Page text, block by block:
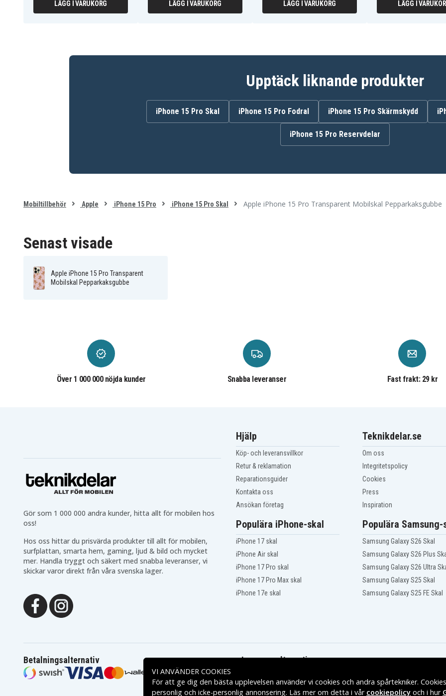
LÄGG I VARUKORG LÄGG I VARUKORG LÄGG I VARUKORG LÄGG I
Upptäck liknande produkter
iPhone 15 Pro Skal iPhone 15 Pro Fodral iPhone 15 Pro Skärmskydd
iPhone 15 Pro Reservdelar
Mobiltillbehör Apple iPhone 15 Pro iPhone 15 Pro Skal Apple iPhone 15 Pro Transparent Mobilskal Pepparkaksgubbe
Senast visade
Apple iPhone 15 Pro Transparent
Mobilskal Pepparkaksgubbe
Över 1 000 000 nöjda kunder Snabba leveranser Fast frakt: 29 kr
Gör som 1 000 000 andra kunder, hitta allt för mobilen hos
oss!
Hos oss hittar du prisvärda produkter till allt för mobilen,
surfplattan, smarta hem, gaming, ljud & bild och mycket
mer. Handla tryggt och säkert med snabba leveranser, vi
skickar varor direkt från våra svenska lager.
Hjälp
Köp- och leveransvillkor
Retur & reklamation
Reparationsguider
Kontakta oss
Ansökan företag
Teknikdelar.se
Om oss
Integritetspolicy
Cookies
Press
Inspiration
Populära iPhone-skal
iPhone 17 skal
iPhone Air skal
iPhone 17 Pro skal
iPhone 17 Pro Max skal
iPhone 17e skal
Populära Samsung-
Samsung Galaxy S26 Skal
Samsung Galaxy S26 Plus
Samsung Galaxy S26 Ultra
Samsung Galaxy S25 Skal
Samsung Galaxy S25 FE Skal
Betalningsalternativ Leveransalternativ
VI ANVÄNDER COOKIES
För att ge dig den bästa upplevelsen använder vi cookies och andra spårtekniker.
personlig och icke-personlig annonsering. Läs mer om detta i vår cookiepolicy och i hur